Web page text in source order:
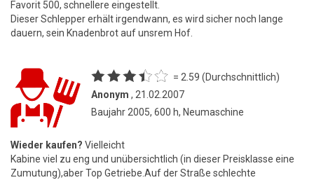
Favorit 500, schnellere eingestellt.
Dieser Schlepper erhält irgendwann, es wird sicher noch lange
dauern, sein Knadenbrot auf unsrem Hof.
= 2.59 (Durchschnittlich)
Anonym , 21.02.2007
Baujahr 2005, 600 h, Neumaschine
Wieder kaufen? Vielleicht
Kabine viel zu eng und unübersichtlich (in dieser Preisklasse eine
Zumutung),aber Top Getriebe.Auf der Straße schlechte